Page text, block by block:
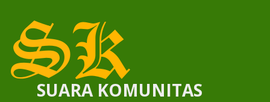
content
SUARA KOMUNITAS